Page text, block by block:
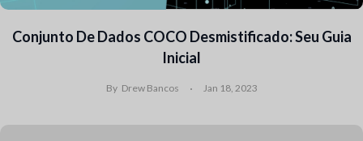
Conjunto De Dados COCO Desmistificado: Seu Guia
Inicial
By Drew Bancos Jan 18, 2023